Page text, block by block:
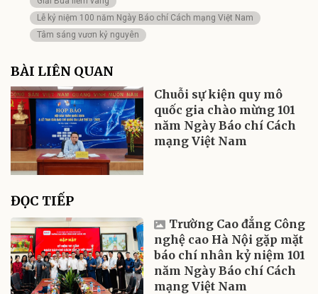
Lễ kỷ niệm 100 năm Ngày Báo chí Cách mạng Việt Nam
Tâm sáng vươn kỷ nguyên
BÀI LIÊN QUAN
Chuỗi sự kiện quy mô
quốc gia chào mừng 101
năm Ngày Báo chí Cách
mạng Việt Nam
ĐỌC TIẾP
Trường Cao đẳng Công
nghệ cao Hà Nội gặp mặt
báo chí nhân kỷ niệm 101
năm Ngày Báo chí Cách
mạng Việt Nam